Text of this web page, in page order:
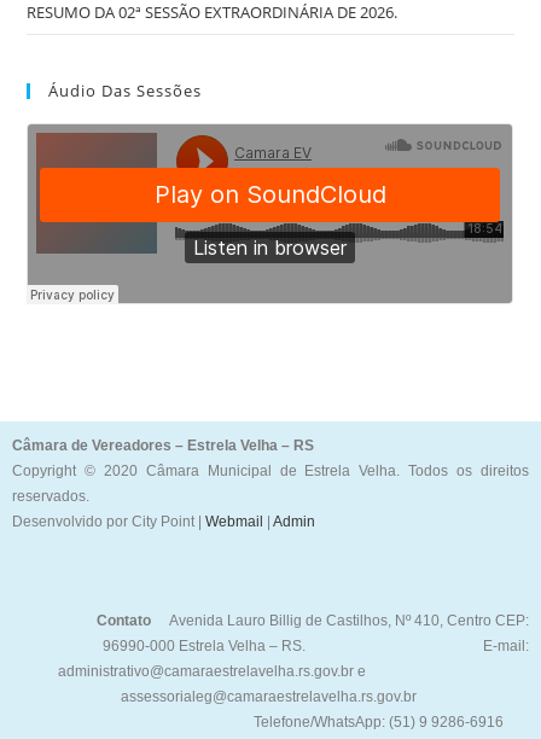
RESUMO DA 02ª SESSÃO EXTRAORDINÁRIA DE 2026.
Áudio Das Sessões
Câmara de Vereadores – Estrela Velha – RS
Copyright © 2020 Câmara Municipal de Estrela Velha. Todos os direitos
reservados.
Desenvolvido por City Point | Webmail Admin
Contato Avenida Lauro Billig de Castilhos, Nº 410, Centro CEP:
96990-000 Estrela Velha – RS. E-mail:
administrativo@camaraestrelavelha.rs.gov.br e
assessorialeg@camaraestrelavelha.rs.gov.br
Telefone/WhatsApp: (51) 9 9286-6916